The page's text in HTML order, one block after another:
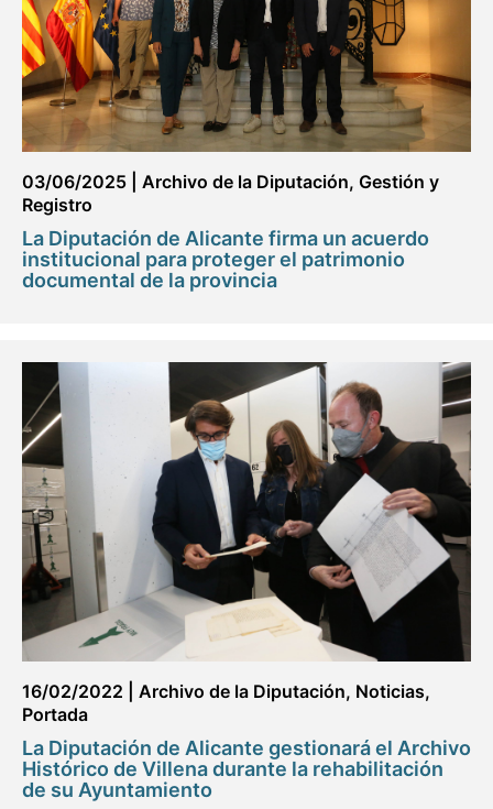
03/06/2025 Archivo de la Diputación, Gestión y
Registro
La Diputación de Alicante firma un acuerdo
institucional para proteger el patrimonio
documental de la provincia
16/02/2022 Archivo de la Diputación, Noticias,
Portada
La Diputación de Alicante gestionará el Archivo
Histórico de Villena durante la rehabilitación
de su Ayuntamiento